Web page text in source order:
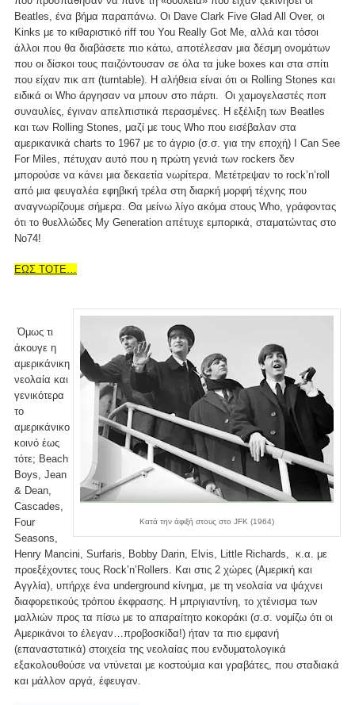
Beatles, ένα βήμα παραπάνω. Οι Dave Clark Five Glad All Over, οι
Kinks με το κιθαριστικό riff του You Really Got Me, αλλά και τόσοι
άλλοι που θα διαβάσετε πιο κάτω, αποτέλεσαν μια δέσμη ονομάτων
που οι δίσκοι τους παιζόντουσαν σε όλα τα juke boxes και στα σπίτι
που είχαν πικ απ (turntable). Η αλήθεια είναι ότι οι Rolling Stones και
ειδικά οι Who άργησαν να μπουν στο πάρτι. Οι χαμογελαστές ποπ
συναυλίες, έγιναν απελπιστικά περασμένες. Η εξέλιξη των Beatles
και των Rolling Stones, μαζί με τους Who που εισέβαλαν στα
αμερικανικά charts το 1967 με το άγριο (σ.σ. για την εποχή) I Can See
For Miles, πέτυχαν αυτό που η πρώτη γενιά των rockers δεν
μπορούσε να κάνει μια δεκαετία νωρίτερα. Μετέτρεψαν το rock’n’roll
από μια φευγαλέα εφηβική τρέλα στη διαρκή μορφή τέχνης που
αναγνωρίζουμε σήμερα. Θα μείνω λίγο ακόμα στους Who, γράφοντας
ότι το θυελλώδες My Generation απέτυχε εμπορικά, σταματώντας στο
Νο74!
ΕΩΣ ΤΟΤΕ…
Κατά την άφιξή στους στο JFK (1964)
Όμως τι
άκουγε η
αμερικάνικη
νεολαία και
γενικότερα
το
αμερικάνικο
κοινό έως
τότε; Beach
Boys, Jean
& Dean,
Cascades,
Four
Seasons,
Henry Mancini, Surfaris, Bobby Darin, Elvis, Little Richards, κ.α. με
προεξέχοντες τους Rock’n’Rollers. Και στις 2 χώρες (Αμερική και
Αγγλία), υπήρχε ένα underground κίνημα, με τη νεολαία να ψάχνει
διαφορετικούς τρόπου έκφρασης. Η μπριγιαντίνη, το χτένισμα των
μαλλιών προς τα πίσω με το απαραίτητο κοκοράκι (σ.σ. νομίζω ότι οι
Αμερικάνοι το έλεγαν…προβοσκίδα!) ήταν τα πιο εμφανή
(επαναστατικά) στοιχεία της νεολαίας που ενδυματολογικά
εξακολουθούσε να ντύνεται με κοστούμια και γραβάτες, που σταδιακά
και μάλλον αργά, έφευγαν.